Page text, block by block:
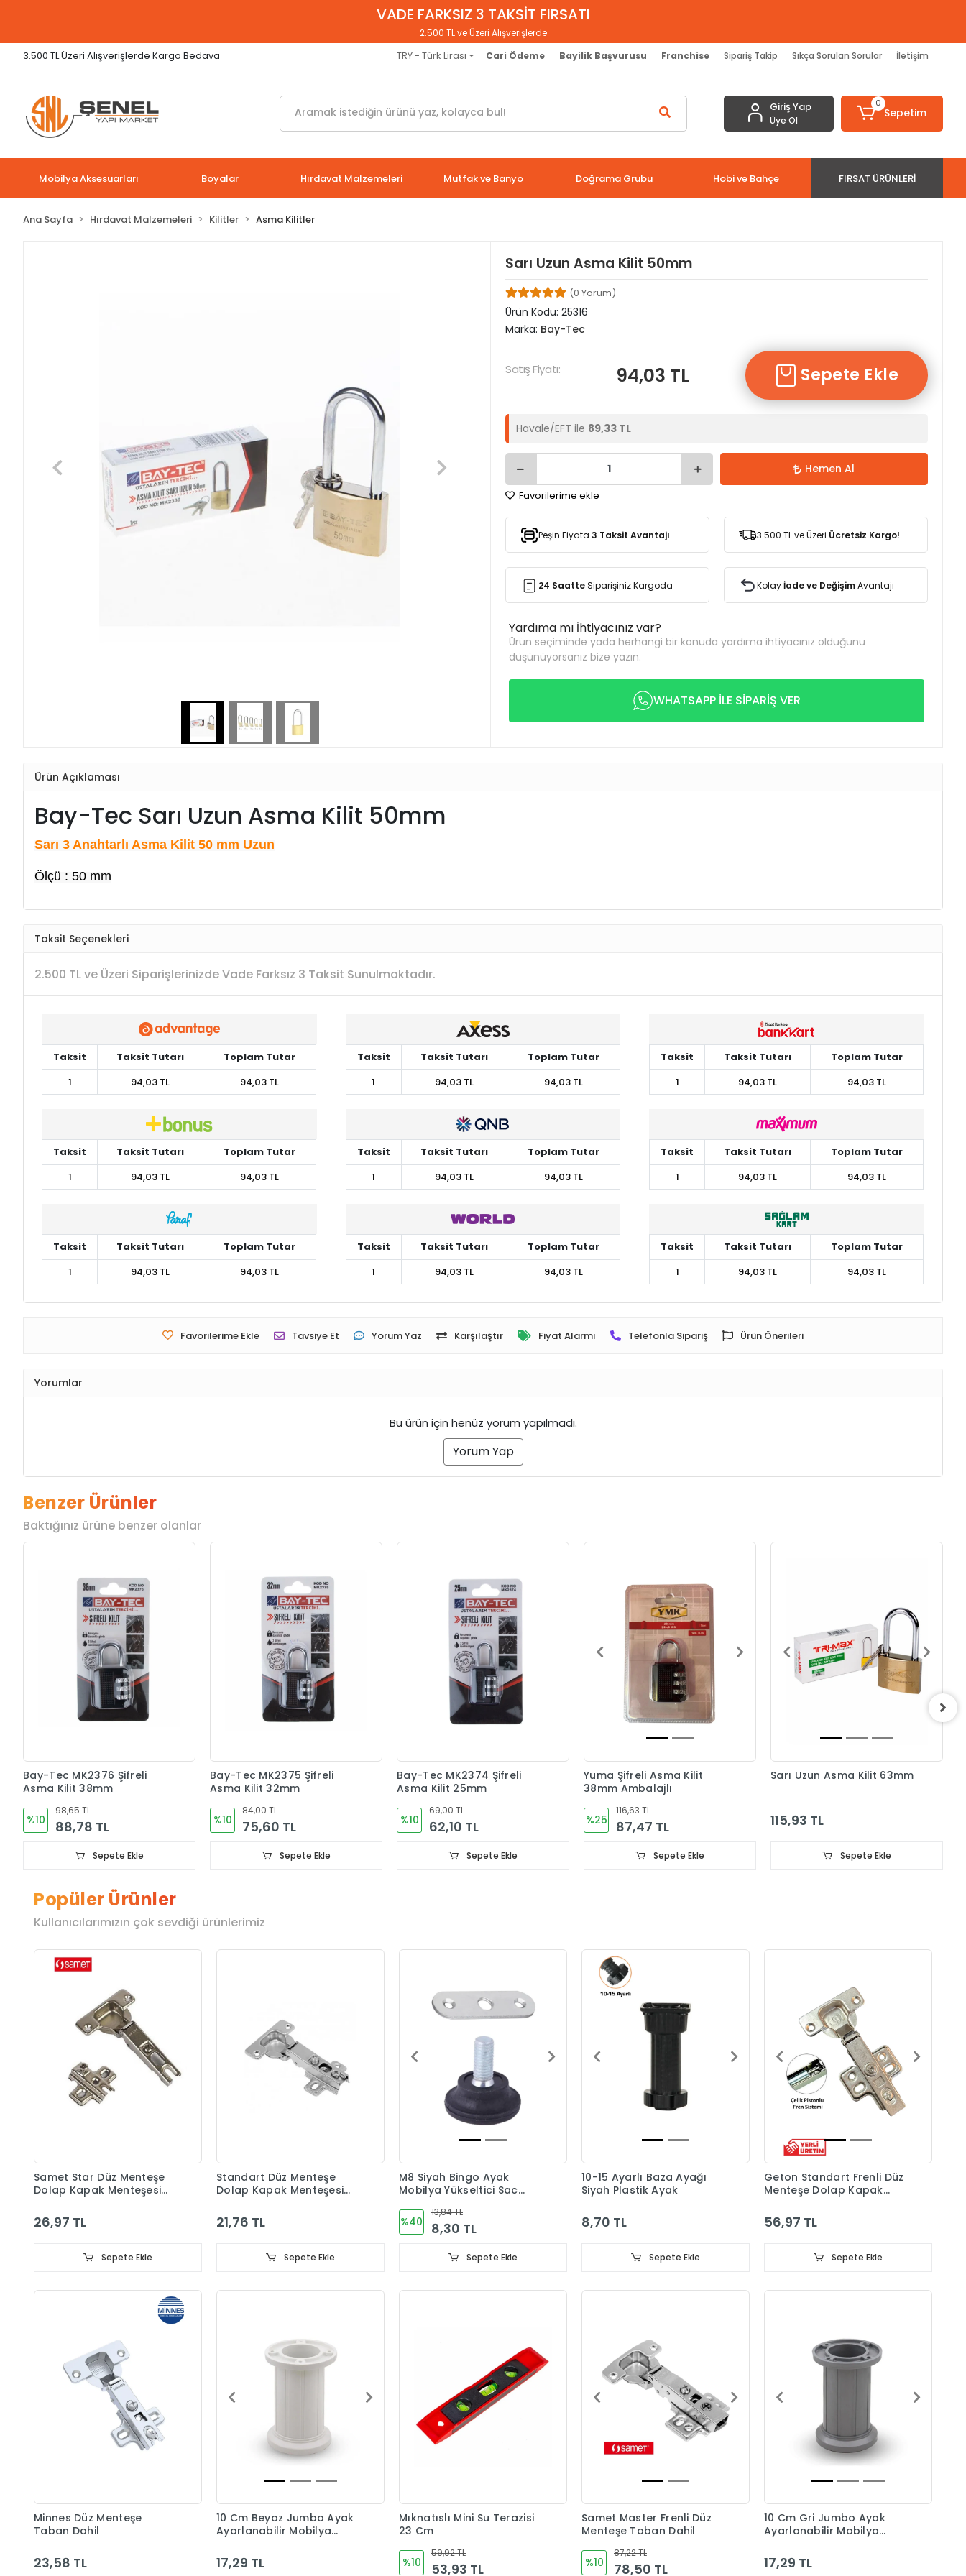
VADE FARKSIZ 3 TAKSİT FIRSATI
2.500 TL ve Üzeri Alışverişlerde
3.500 TL Üzeri Alışverişlerde Kargo Bedava TRY - Türk Lirası Cari Ödeme Bayilik Başvurusu Franchise Sipariş Takip Sıkça Sorulan Sorular İletişim
Giriş Yap
Üye Ol
0
Sepetim
Mobilya Aksesuarları Boyalar Hırdavat Malzemeleri Mutfak ve Banyo Doğrama Grubu Hobi ve Bahçe FIRSAT ÜRÜNLERI
Ana Sayfa Hırdavat Malzemeleri Kilitler Asma Kilitler
Sarı Uzun Asma Kilit 50mm
(0 Yorum)
Ürün Kodu: 25316
Marka: Bay-Tec
Satış Fiyatı: 94,03 TL Sepete Ekle
Havale/EFT ile 89,33 TL
Hemen Al
Favorilerime ekle
Peşin Fiyata 3 Taksit Avantajı 3.500 TL ve Üzeri Ücretsiz Kargo!
24 SaatteSiparişiniz Kargoda Kolayİade ve DeğişimAvantajı
Yardıma mı İhtiyacınız var?
Ürün seçiminde yada herhangi bir konuda yardıma ihtiyacınız olduğunu
düşünüyorsanız bize yazın.
WHATSAPP İLE SİPARİŞ VER
Ürün Açıklaması
Bay-Tec Sarı Uzun Asma Kilit 50mm
Sarı 3 Anahtarlı Asma Kilit 50 mm Uzun
Ölçü : 50 mm
Taksit Seçenekleri
2.500 TL ve Üzeri Siparişlerinizde Vade Farksız 3 Taksit Sunulmaktadır.
Taksit Taksit Tutarı
Toplam Tutar
1
94,03 TL 94,03 TL
Taksit Taksit Tutarı
Toplam Tutar
1
94,03 TL 94,03 TL
Taksit Taksit Tutarı
Toplam Tutar
1
94,03 TL 94,03 TL
Taksit Taksit Tutarı
Toplam Tutar
1
94,03 TL 94,03 TL
Taksit Taksit Tutarı
Toplam Tutar
1
94,03 TL 94,03 TL
Taksit Taksit Tutarı
Toplam Tutar
1
94,03 TL 94,03 TL
Taksit Taksit Tutarı
Toplam Tutar
1
94,03 TL 94,03 TL
Taksit Taksit Tutarı
Toplam Tutar
1
94,03 TL 94,03 TL
Taksit Taksit Tutarı
Toplam Tutar
1
94,03 TL 94,03 TL
Favorilerime Ekle Tavsiye Et Yorum Yaz Karşılaştır Fiyat Alarmı Telefonla Sipariş Ürün Önerileri
Yorumlar
Bu ürün için henüz yorum yapılmadı.
Yorum Yap
Benzer Ürünler
Baktığınız ürüne benzer olanlar
Bay-Tec MK2376 Şifreli
Asma Kilit 38mm
%10
98,65 TL
88,78 TL
Sepete Ekle
Bay-Tec MK2375 Şifreli
Asma Kilit 32mm
%10
84,00 TL
75,60 TL
Sepete Ekle
Bay-Tec MK2374 Şifreli
Asma Kilit 25mm
%10
69,00 TL
62,10 TL
Sepete Ekle
Yuma Şifreli Asma Kilit
38mm Ambalajlı
%25
116,63 TL
87,47 TL
Sepete Ekle
Sarı Uzun Asma Kilit 63mm
115,93 TL
Sepete Ekle
Popüler Ürünler
Kullanıcılarımızın çok sevdiği ürünlerimiz
Samet Star Düz Menteşe
Dolap Kapak Menteşesi
26,97 TL
Sepete Ekle
Standart Düz Menteşe
Dolap Kapak Menteşesi
21,76 TL
Sepete Ekle
M8 Siyah Bingo Ayak
Mobilya Yükseltici Sac
%40
13,84 TL
8,30 TL
Sepete Ekle
10-15 Ayarlı Baza Ayağı
Siyah Plastik Ayak
8,70 TL
Sepete Ekle
Geton Standart Frenli Düz
Menteşe Dolap Kapak
56,97 TL
Sepete Ekle
Minnes Düz Menteşe
Taban Dahil
23,58 TL
10 Cm Beyaz Jumbo Ayak
Ayarlanabilir Mobilya
17,29 TL
Mıknatıslı Mini Su Terazisi
23 Cm
%10
59,92 TL
53,93 TL
Samet Master Frenli Düz
Menteşe Taban Dahil
%10
87,22 TL
78,50 TL
10 Cm Gri Jumbo Ayak
Ayarlanabilir Mobilya
17,29 TL